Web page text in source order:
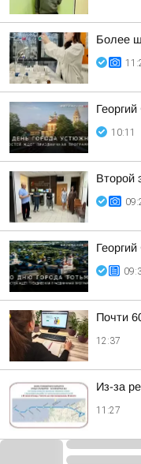
Более
10:11
Второй
Почти
12:37
Из-за
11:27